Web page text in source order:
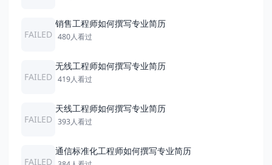
FAILED
销售工程师如何撰写专业简历
480人看过
FAILED
无线工程师如何撰写专业简历
419人看过
FAILED
天线工程师如何撰写专业简历
393人看过
FAILED
通信标准化工程师如何撰写专业简历